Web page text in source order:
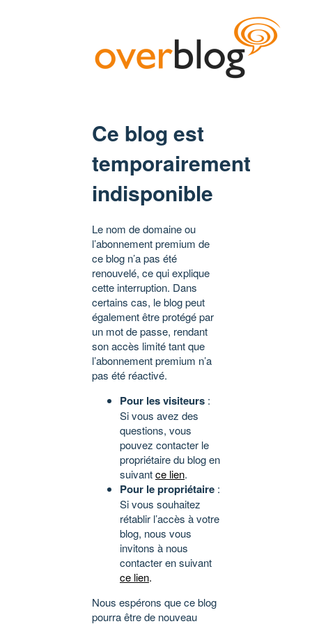
Ce blog est
temporairement
indisponible
Le nom de domaine ou
l’abonnement premium de
ce blog n’a pas été
renouvelé, ce qui explique
cette interruption. Dans
certains cas, le blog peut
également être protégé par
un mot de passe, rendant
son accès limité tant que
l’abonnement premium n’a
pas été réactivé.
Pour les visiteurs :
Si vous avez des
questions, vous
pouvez contacter le
propriétaire du blog en
suivantce lien.
Pour le propriétaire :
Si vous souhaitez
rétablir l’accès à votre
blog, nous vous
invitons à nous
contacter en suivant
ce lien.
Nous espérons que ce blog
pourra être de nouveau